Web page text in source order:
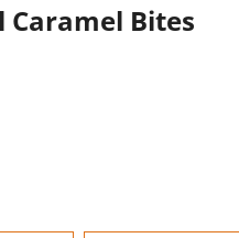
Bites